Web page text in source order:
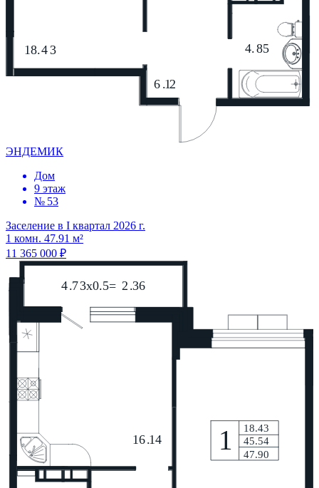
ЭНДЕМИК
Дом
9 этаж
№ 53
Заселение в I квартал 2026 г.
1 комн. 47.91 м²
11 365 000 ₽